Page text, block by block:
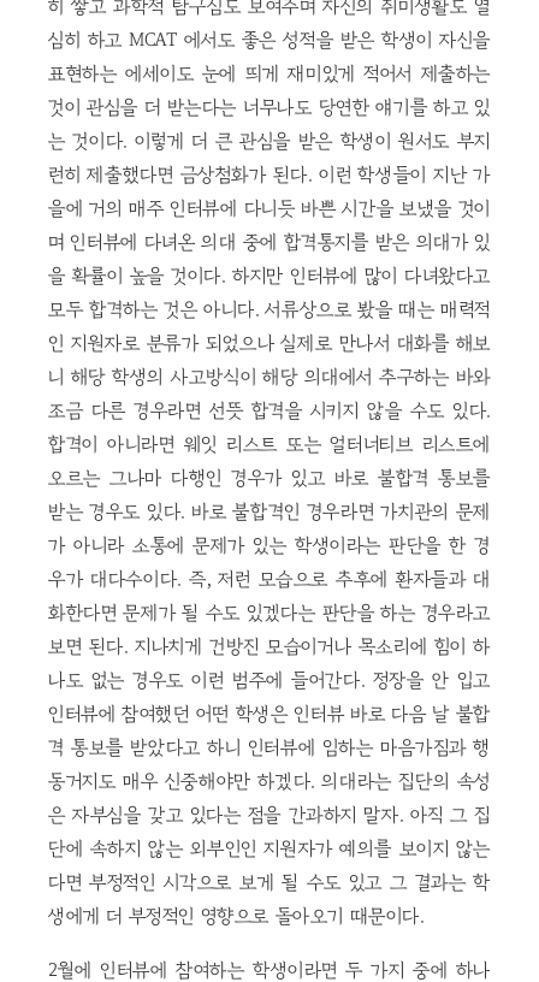
히 쌓고 과학적 탐구심도 보여주며 자신의 취미생활도 열
심히 하고 MCAT 에서도 좋은 성적을 받은 학생이 자신을
표현하는 에세이도 눈에 띄게 재미있게 적어서 제출하는
것이 관심을 더 받는다는 너무나도 당연한 얘기를 하고 있
는 것이다. 이렇게 더 큰 관심을 받은 학생이 원서도 부지
런히 제출했다면 금상첨화가 된다. 이런 학생들이 지난 가
을에 거의 매주 인터뷰에 다니듯 바쁜 시간을 보냈을 것이
며 인터뷰에 다녀온 의대 중에 합격통지를 받은 의대가 있
을 확률이 높을 것이다. 하지만 인터뷰에 많이 다녀왔다고
모두 합격하는 것은 아니다. 서류상으로 봤을 때는 매력적
인 지원자로 분류가 되었으나 실제로 만나서 대화를 해보
니 해당 학생의 사고방식이 해당 의대에서 추구하는 바와
조금 다른 경우라면 선뜻 합격을 시키지 않을 수도 있다.
합격이 아니라면 웨잇 리스트 또는 얼터너티브 리스트에
오르는 그나마 다행인 경우가 있고 바로 불합격 통보를
받는 경우도 있다. 바로 불합격인 경우라면 가치관의 문제
가 아니라 소통에 문제가 있는 학생이라는 판단을 한 경
우가 대다수이다. 즉, 저런 모습으로 추후에 환자들과 대
화한다면 문제가 될 수도 있겠다는 판단을 하는 경우라고
보면 된다. 지나치게 건방진 모습이거나 목소리에 힘이 하
나도 없는 경우도 이런 범주에 들어간다. 정장을 안 입고
인터뷰에 참여했던 어떤 학생은 인터뷰 바로 다음 날 불합
격 통보를 받았다고 하니 인터뷰에 임하는 마음가짐과 행
동거지도 매우 신중해야만 하겠다. 의대라는 집단의 속성
은 자부심을 갖고 있다는 점을 간과하지 말자. 아직 그 집
단에 속하지 않는 외부인인 지원자가 예의를 보이지 않는
다면 부정적인 시각으로 보게 될 수도 있고 그 결과는 학
생에게 더 부정적인 영향으로 돌아오기 때문이다.
2월에 인터뷰에 참여하는 학생이라면 두 가지 중에 하나